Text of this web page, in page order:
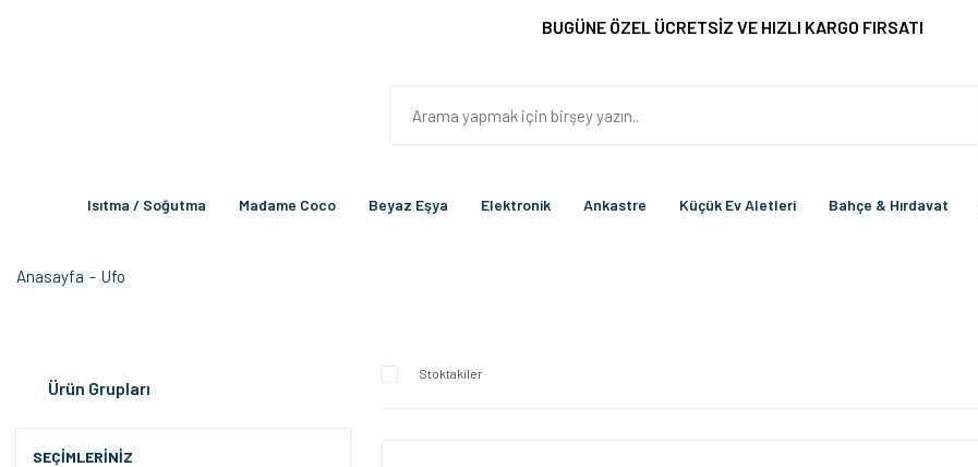
BUGÜNE ÖZEL ÜCRETSİZ VE HIZLI KARGO FIRSATI
Isıtma / Soğutma Madame Coco Beyaz Eşya Elektronik Ankastre Küçük Ev Aletleri Bahçe & Hırdavat
Anasayfa Ufo
Ürün Grupları
SEÇIMLERINIZ
Stoktakiler